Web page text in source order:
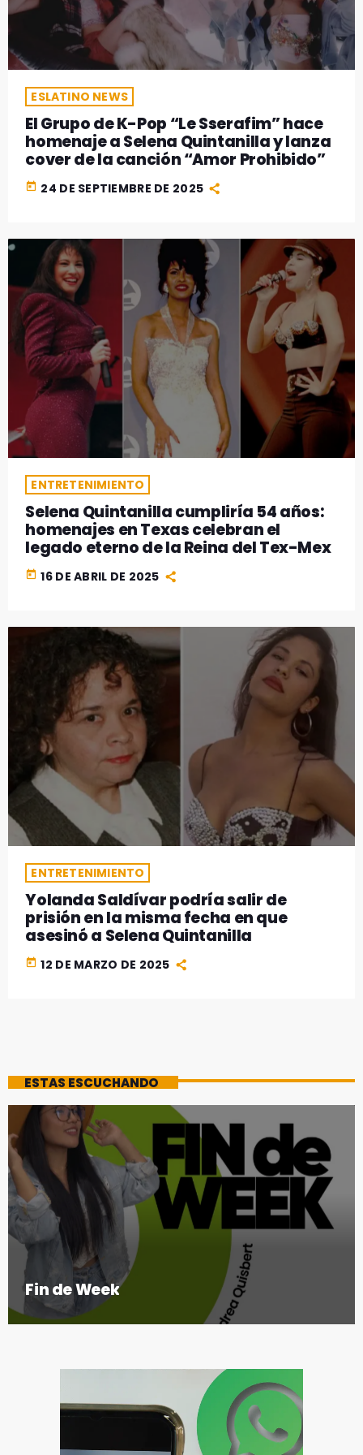
MÚSICA
ENTRETENIMIENTO
RADIO SPLENDID
ESLATINO NEWS
El Grupo de K-Pop “Le Sserafim” hace
homenaje a Selena Quintanilla y lanza
cover de la canción “Amor Prohibido”
today 24 DE SEPTIEMBRE DE 2025
ENTRETENIMIENTO
Selena Quintanilla cumpliría 54 años:
homenajes en Texas celebran el
legado eterno de la Reina del Tex-Mex
today 16 DE ABRIL DE 2025
ENTRETENIMIENTO
Yolanda Saldívar podría salir de
prisión en la misma fecha en que
asesinó a Selena Quintanilla
today 12 DE MARZO DE 2025
ESTAS ESCUCHANDO
Fin de Week